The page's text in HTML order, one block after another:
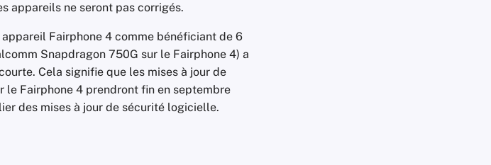
appareils ne seront pas corrigés.
Fairphone 4 comme bénéficiant de 6
Snapdragon 750G sur le Fairphone 4) a
Cela signifie que les mises à jour de
Fairphone 4 prendront fin en septembre
des mises à jour de sécurité logicielle.